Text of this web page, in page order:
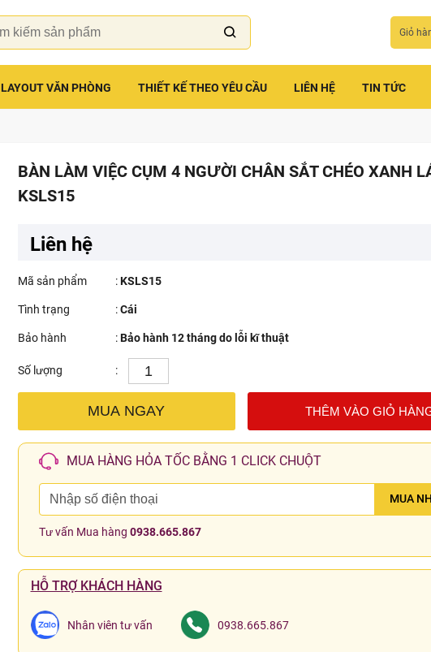
Giỏ
LAYOUT VĂN PHÒNG THIẾT KẾ THEO YÊU CẦU LIÊN HỆ TIN TỨC
BÀN LÀM VIỆC CỤM 4 NGƯỜI CHÂN SẮT CHÉO XANH
KSLS15
Liên hệ
Mã sản phẩm :KSLS15
Tình trạng :Cái
Bảo hành :Bảo hành 12 tháng do lỗi kĩ thuật
Số lượng :
MUA NGAY THÊM VÀO GIỎ
MUA HÀNG HỎA TỐC BẰNG 1 CLICK CHUỘT
MUA
Tư vấn Mua hàng 0938.665.867
HỖ TRỢ KHÁCH HÀNG
Nhân viên tư vấn 0938.665.867